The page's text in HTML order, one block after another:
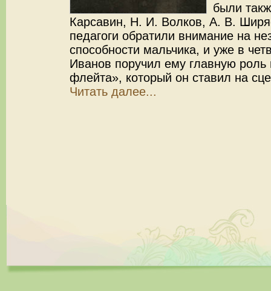
были
Карсавин, Н. И. Волков, А. В.
педагоги обратили внимание на
способности мальчика, и уже в
Иванов поручил ему главную
флейта», который он ставил на
Читать далее...